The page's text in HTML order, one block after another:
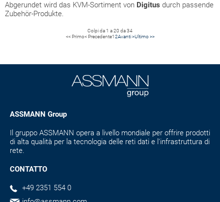
Abgerundet wird das KVM-Sortiment von Digitus durch passende
Zubehör-Produkte.
Colpi da 1 a 20 da 34
<< Primo< Precedente12Avanti >Ultimo >>
ASSMANN Group
Il gruppo ASSMANN opera a livello mondiale per offrire prodotti
di alta qualità per la tecnologia delle reti dati e l'infrastruttura di
rete.
CONTATTO
+49 2351 554 0